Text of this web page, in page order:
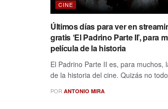
CINE
Últimos días para ver en
gratis ‘El Padrino Parte II’, para
película de la historia
El Padrino Parte II es, para muchos,
de la historia del cine. Quizás no
POR ANTONIO MIRA